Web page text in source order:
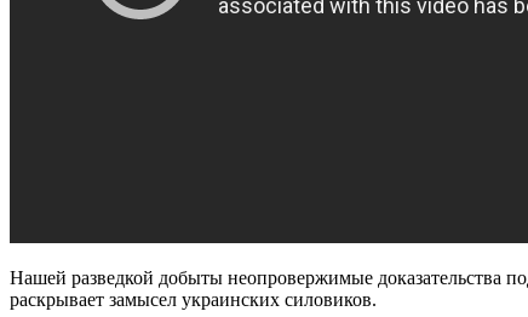
Нашей разведкой добыты неопровержимые доказательства
раскрывает замысел украинских силовиков.